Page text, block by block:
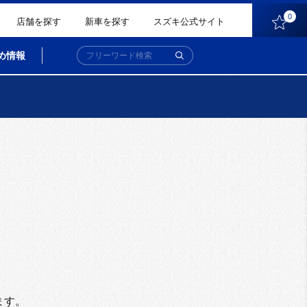
店舗を探す 新車を探す スズキ公式サイト 0
情報
す。